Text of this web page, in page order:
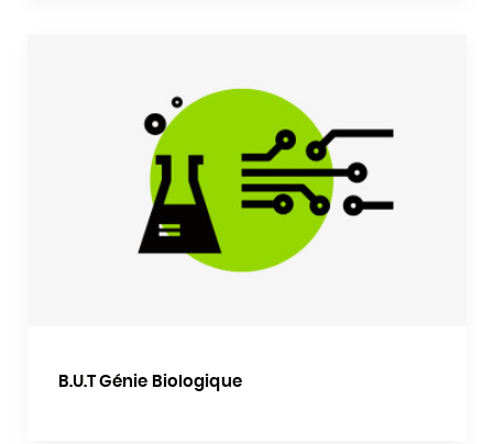
B.U.T Génie Biologique